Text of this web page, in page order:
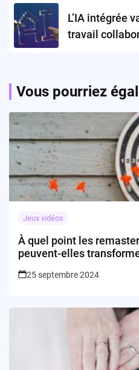
L’IA intégrée
travail
Vous pourriez
Jeux vidéos
À quel point les
peuvent-elles
25 septembre 2024